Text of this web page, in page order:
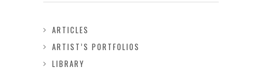
ARTICLES
ARTIST’S PORTFOLIOS
LIBRARY